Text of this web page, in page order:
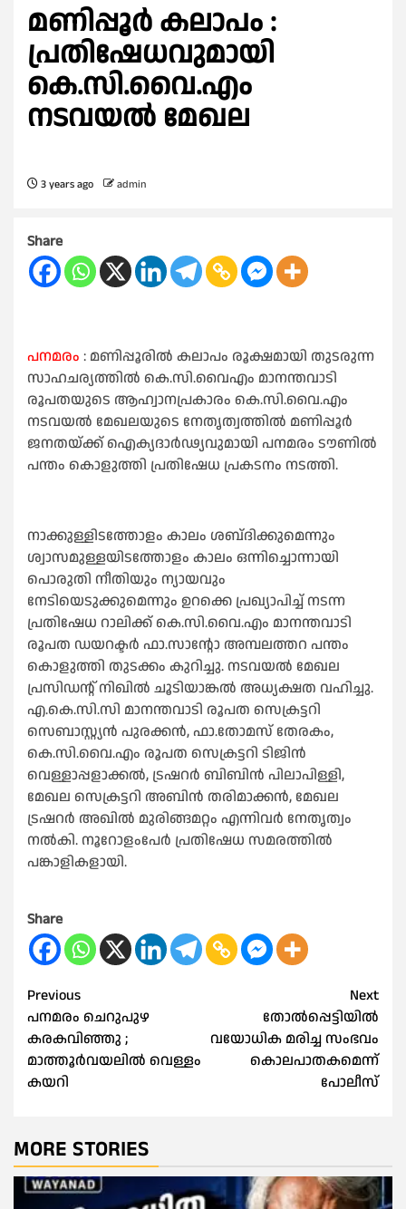
മണിപ്പൂർ കലാപം :
പ്രതിഷേധവുമായി
കെ.സി.വൈ.എം
നടവയൽ മേഖല
3 years ago admin
Share
പനമരം : മണിപ്പൂരിൽ കലാപം രൂക്ഷമായി തുടരുന്ന
സാഹചര്യത്തിൽ കെ.സി.വൈഎം മാനന്തവാടി
രൂപതയുടെ ആഹ്വാനപ്രകാരം കെ.സി.വൈ.എം
നടവയൽ മേഖലയുടെ നേതൃത്വത്തിൽ മണിപ്പൂർ
ജനതയ്ക്ക് ഐക്യദാർഢ്യവുമായി പനമരം ടൗണിൽ
പന്തം കൊളുത്തി പ്രതിഷേധ പ്രകടനം നടത്തി.
നാക്കുള്ളിടത്തോളം കാലം ശബ്‌ദിക്കുമെന്നും
ശ്വാസമുള്ളയിടത്തോളം കാലം ഒന്നിച്ചൊന്നായി
പൊരുതി നീതിയും ന്യായവും
നേടിയെടുക്കുമെന്നും ഉറക്കെ പ്രഖ്യാപിച്ച് നടന്ന
പ്രതിഷേധ റാലിക്ക് കെ.സി.വൈ.എം മാനന്തവാടി
രൂപത ഡയറക്ടർ ഫാ.സാന്റോ അമ്പലത്തറ പന്തം
കൊളുത്തി തുടക്കം കുറിച്ചു. നടവയൽ മേഖല
പ്രസിഡന്റ് നിഖിൽ ചൂടിയാങ്കൽ അധ്യക്ഷത വഹിച്ചു.
എ.കെ.സി.സി മാനന്തവാടി രൂപത സെക്രട്ടറി
സെബാസ്റ്റ്യൻ പുരക്കൻ, ഫാ.തോമസ് തേരകം,
കെ.സി.വൈ.എം രൂപത സെക്രട്ടറി ടിജിൻ
വെള്ളാപ്പളാക്കൽ, ട്രഷറർ ബിബിൻ പിലാപിള്ളി,
മേഖല സെക്രട്ടറി അബിൻ തരിമാക്കൻ, മേഖല
ട്രഷറർ അഖിൽ മുരിങ്ങമറ്റം എന്നിവർ നേതൃത്വം
നൽകി. നൂറോളംപേർ പ്രതിഷേധ സമരത്തിൽ
പങ്കാളികളായി.
Share
Post
navigation
Previous
പനമരം ചെറുപുഴ
കരകവിഞ്ഞു ;
മാത്തൂർവയലിൽ വെള്ളം
കയറി
Next
തോല്‍പ്പെട്ടിയിൽ
വയോധിക മരിച്ച സംഭവം
കൊലപാതകമെന്ന്
പോലീസ്
MORE STORIES